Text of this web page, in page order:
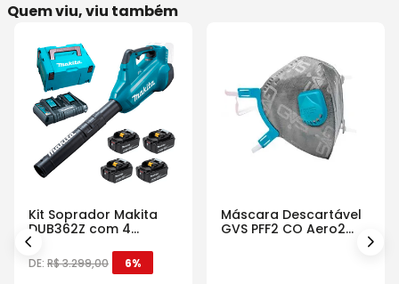
Quem viu, viu também
Kit Soprador Makita
DUB362Z com 4
Baterias Carregador e
Maleta
DE: R$3.299,00 6%
Máscara Descartável
GVS PFF2 CO Aero2